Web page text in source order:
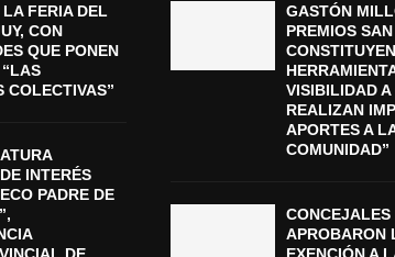
FERIA DEL
CON
QUE PONEN
COLECTIVAS”
INTERÉS
PADRE DE
GASTÓN
PREMIOS
VISIBILIDAD A
REALIZAN
APORTES A
COMUNIDAD”
CONCEJALES
APROBARON